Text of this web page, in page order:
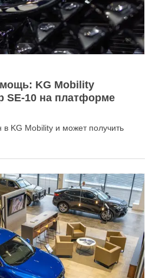
KG Mobility
SE-10 на платформе
KG Mobility и может получить